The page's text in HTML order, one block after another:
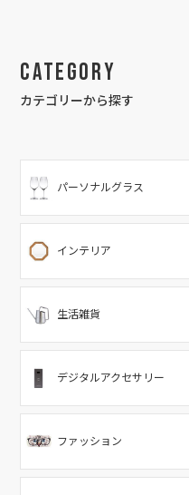
Category
カテゴリーから探す
パーソナルグラス
インテリア
生活雑貨
デジタルアクセサリー
ファッション